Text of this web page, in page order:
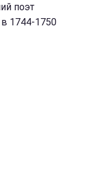
поэт
1744-1750